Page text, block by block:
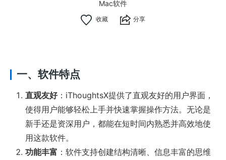
Mac软件
分享
一、软件特点
直观友好：iThoughtsX提供了直观友好的用户界面，
使得用户能够轻松上手并快速掌握操作方法。无论是
新手还是资深用户，都能在短时间内熟悉并高效地使
用这款软件。
功能丰富 ：软件支持创建结构清晰、信息丰富的思维